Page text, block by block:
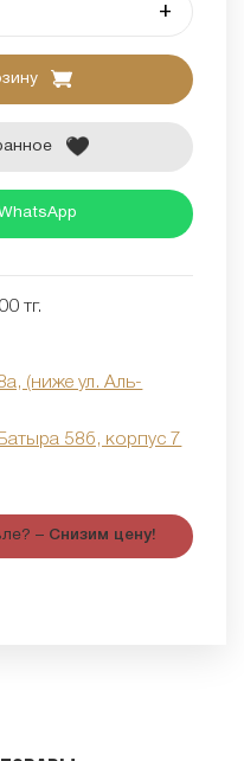
+
тг.
(ниже ул. Аль-
58б, корпус 7
– Снизим цену!